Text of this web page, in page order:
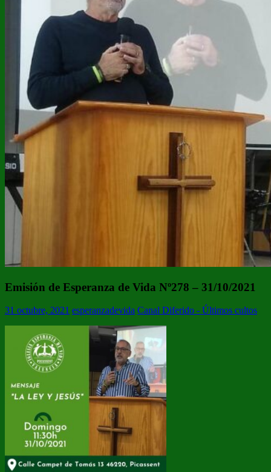
Emisión de Esperanza de Vida Nº278 – 31/10/2021
31 octubre, 2021 esperanzadevida Canal Diferido - Últimos cultos